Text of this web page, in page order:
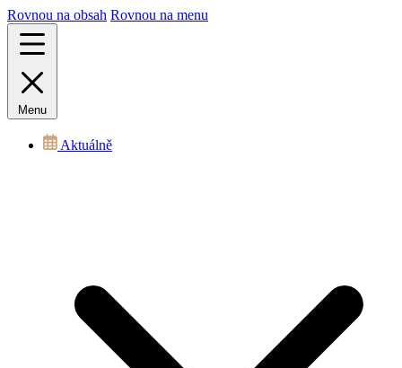
Rovnou na obsah Rovnou na menu
Menu
Aktuálně